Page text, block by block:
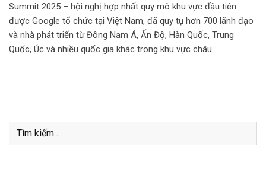
Summit 2025 – hội nghị hợp nhất quy mô khu vực đầu tiên
được Google tổ chức tại Việt Nam, đã quy tụ hơn 700 lãnh đạo
và nhà phát triển từ Đông Nam Á, Ấn Độ, Hàn Quốc, Trung
Quốc, Úc và nhiều quốc gia khác trong khu vực châu…